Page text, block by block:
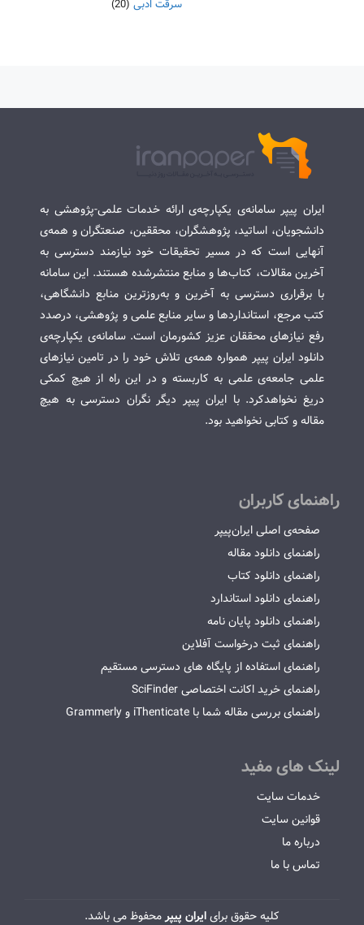
سرقت ادبی (20)
ایران پیپر سامانه‌ی یکپارچه‌ی ارائه خدمات علمی-پژوهشی به
دانشجویان، اساتید، پژوهشگران، محققین، صنعتگران و همه‌ی
آنهایی است که در مسیر تحقیقات خود نیازمند دسترسی به
آخرین مقالات، کتاب‌ها و منابع منتشرشده هستند. این سامانه
با برقراری دسترسی به آخرین و به‌روزترین منابع دانشگاهی،
کتب مرجع، استانداردها و سایر منابع علمی و پژوهشی، درصدد
رفع نیازهای محققان عزیز کشورمان است. سامانه‌ی یکپارچه‌ی
دانلود ایران پیپر همواره همه‌ی تلاش خود را در تامین نیازهای
علمی جامعه‌ی علمی به کاربسته و در این راه از هیچ کمکی
دریغ نخواهدکرد. با ایران پیپر دیگر نگران دسترسی به هیچ
مقاله و کتابی نخواهید بود.
راهنمای کاربران
صفحه‌ی اصلی ایران‌پیپر
راهنمای دانلود مقاله
راهنمای دانلود کتاب
راهنمای دانلود استاندارد
راهنمای دانلود پایان نامه
راهنمای ثبت درخواست آفلاین
راهنمای استفاده از پایگاه های دسترسی مستقیم
راهنمای خرید اکانت اختصاصی SciFinder
راهنمای بررسی مقاله شما با iThenticate و Grammerly
لینک های مفید
خدمات سایت
قوانین سایت
درباره ما
تماس با ما
کلیه حقوق برایایران پیپرمحفوظ می باشد.